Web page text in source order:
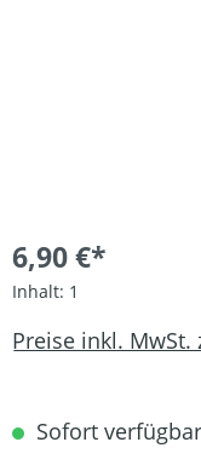
6,90 €*
Inhalt: 1
Preise inkl. MwSt.
Sofort